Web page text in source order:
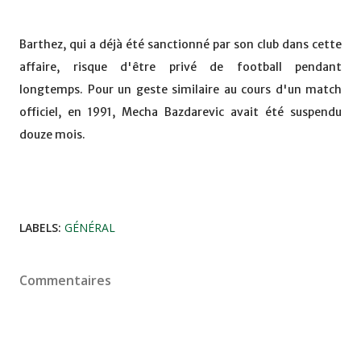
Barthez, qui a déjà été sanctionné par son club dans cette
affaire, risque d'être privé de football pendant
longtemps. Pour un geste similaire au cours d'un match
officiel, en 1991, Mecha Bazdarevic avait été suspendu
douze mois.
LABELS: GÉNÉRAL
Commentaires